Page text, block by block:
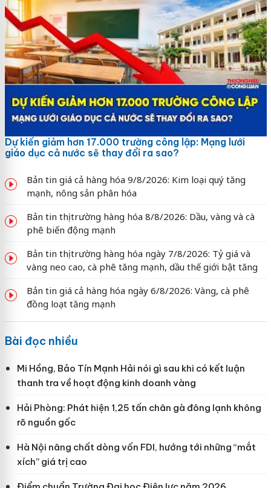
Dự kiến giảm hơn 17.000 trường công lập: Mạng lưới
giáo dục cả nước sẽ thay đổi ra sao?
Bản tin giá cả hàng hóa 9/8/2026: Kim loại quý tăng
mạnh, nông sản phân hóa
Bản tin thị trường hàng hóa 8/8/2026: Dầu, vàng và cà
phê biến động mạnh
Bản tin thị trường hàng hóa ngày 7/8/2026: Tỷ giá và
vàng neo cao, cà phê tăng mạnh, dầu thế giới bật tăng
Bản tin giá cả hàng hóa ngày 6/8/2026: Vàng, cà phê
đồng loạt tăng mạnh
Bài đọc nhiều
Mi Hồng, Bảo Tín Mạnh Hải nói gì sau khi có kết luận
thanh tra về hoạt động kinh doanh vàng
Hải Phòng: Phát hiện 1,25 tấn chân gà đông lạnh không
rõ nguồn gốc
Hà Nội nâng chất dòng vốn FDI, hướng tới những “mắt
xích” giá trị cao